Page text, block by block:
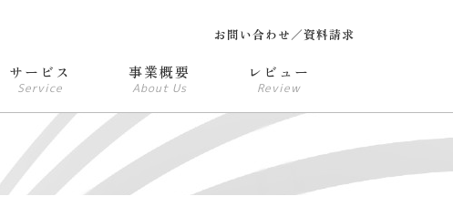
お問い合わせ／資料請求
サービス
Service
事業概要
About Us
レビュー
Review